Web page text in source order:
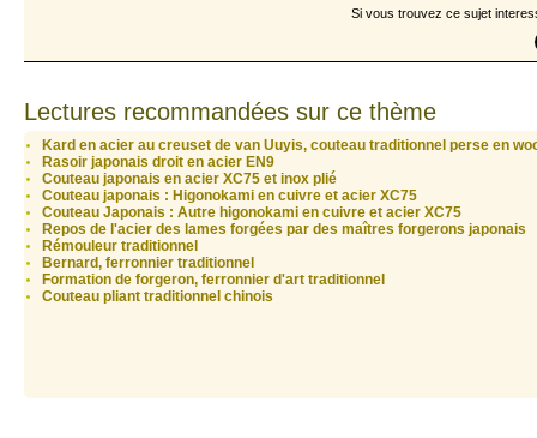
Si vous trouvez ce sujet
Lectures recommandées sur ce thème
Kard en acier au creuset de van Uuyis, couteau traditionnel perse en
Rasoir japonais droit en acier EN9
Couteau japonais en acier XC75 et inox plié
Couteau japonais : Higonokami en cuivre et acier XC75
Couteau Japonais : Autre higonokami en cuivre et acier XC75
Repos de l'acier des lames forgées par des maîtres forgerons japonais
Rémouleur traditionnel
Bernard, ferronnier traditionnel
Formation de forgeron, ferronnier d'art traditionnel
Couteau pliant traditionnel chinois